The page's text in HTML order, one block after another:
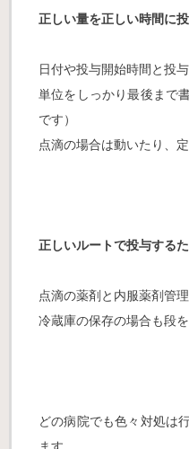
正しい量を正しい時間に
日付や投与開始時間と投
単位をしっかり最後まで
です）
点滴の場合は動いたり、
正しいルートで投与する
点滴の薬剤と内服薬剤管
冷蔵庫の保存の場合も段を
どの病院でも色々対処は